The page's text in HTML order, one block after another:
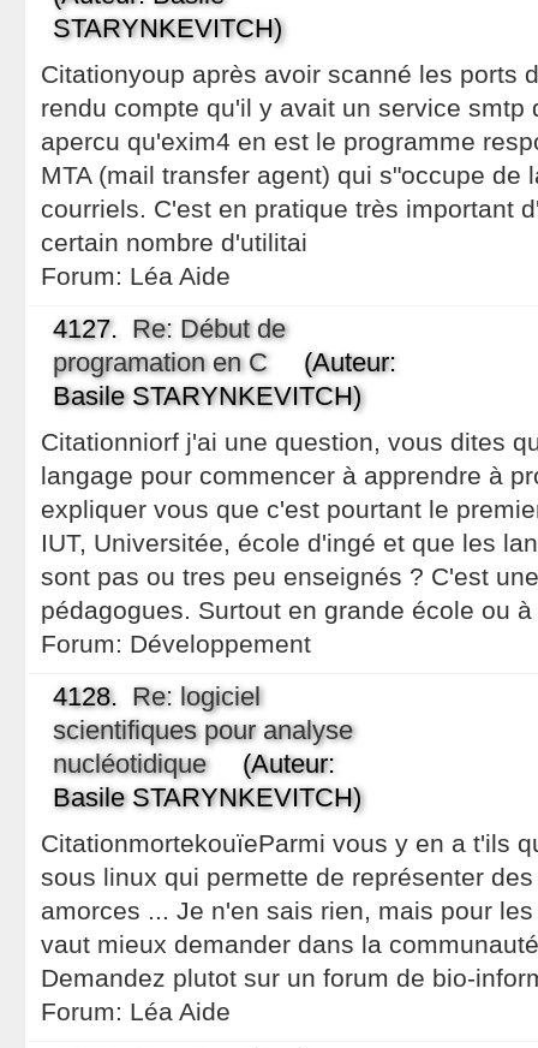
STARYNKEVITCH)
Citationyoup après avoir scanné les ports
rendu compte qu'il y avait un service smtp
apercu qu'exim4 en est le programme
MTA (mail transfer agent) qui s"occupe de
courriels. C'est en pratique très important
certain nombre d'utilitai
Forum: Léa Aide
4127. Re: Début de
programation en C (Auteur:
Basile STARYNKEVITCH)
Citationniorf j'ai une question, vous dites
langage pour commencer à apprendre à
expliquer vous que c'est pourtant le
IUT, Universitée, école d'ingé et que les
sont pas ou tres peu enseignés ? C'est
pédagogues. Surtout en grande école ou à
Forum: Développement
4128. Re: logiciel
scientifiques pour analyse
nucléotidique(Auteur:
Basile STARYNKEVITCH)
CitationmortekouïeParmi vous y en a t'ils
sous linux qui permette de représenter
amorces ... Je n'en sais rien, mais pour
vaut mieux demander dans la
Demandez plutot sur un forum de bio-
Forum: Léa Aide